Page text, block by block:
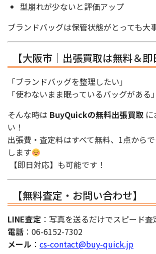
型崩れが少ないと評価アップ
ブランドバッグは保管状態がとっても大
【大阪市｜出張買取は無料＆即
「ブランドバッグを整理したい」
「使わないまま眠っているバッグがある」
そんな時は BuyQuickの無料出張買取
い！
出張費・査定料はすべて無料、1点から
します
【即日対応】も可能です！
【無料査定・お問い合わせ】
LINE査定 ：写真を送るだけでスピード査
電話 ：06-6152-7302
メール ： cs-contact@buy-quick.jp